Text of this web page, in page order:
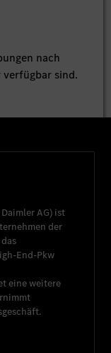
nach
sind.
Daimler AG) ist
der
End-Pkw
eine weitere